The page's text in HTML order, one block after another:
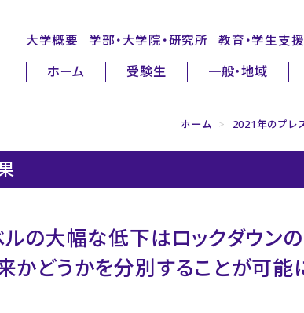
大学概要 学部・大学院・研究所 教育・学生支援
ホーム 受験生 一般・地域
ホーム > 2021年のプレ
の大幅な低下はロックダウン
どうかを分別することが可能